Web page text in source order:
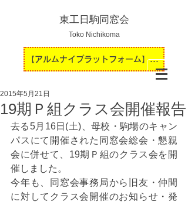
東工日駒同窓会
Toko Nichikoma
【アルムナイプラットフォーム】運用開始のお知らせ
19期Ｐ組クラス会開催報告
2015年5月21日
去る5月16日(土)、母校・駒場のキャン
パスにて開催された同窓会総会・懇親
会に併せて、19期Ｐ組のクラス会を開
催しました。
今年も、同窓会事務局から旧友・仲間
に対してクラス会開催のお知らせ・発